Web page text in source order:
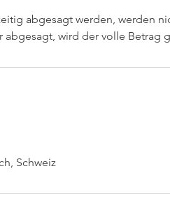
abgesagt werden, werden
abgesagt, wird der volle Betrag
Schweiz